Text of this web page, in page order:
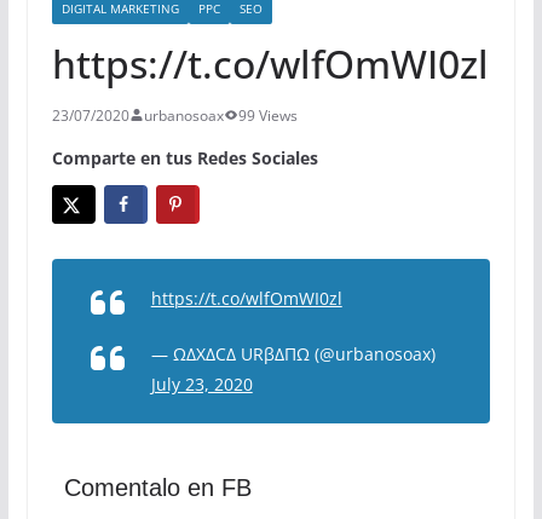
DIGITAL MARKETING PPC SEO
https://t.co/wlfOmWI0zl
23/07/2020 urbanosoax 99 Views
Comparte en tus Redes Sociales
https://t.co/wlfOmWI0zl
— ΩΔXΔCΔ URβΔΠΩ (@urbanosoax)
July 23, 2020
Comentalo en FB